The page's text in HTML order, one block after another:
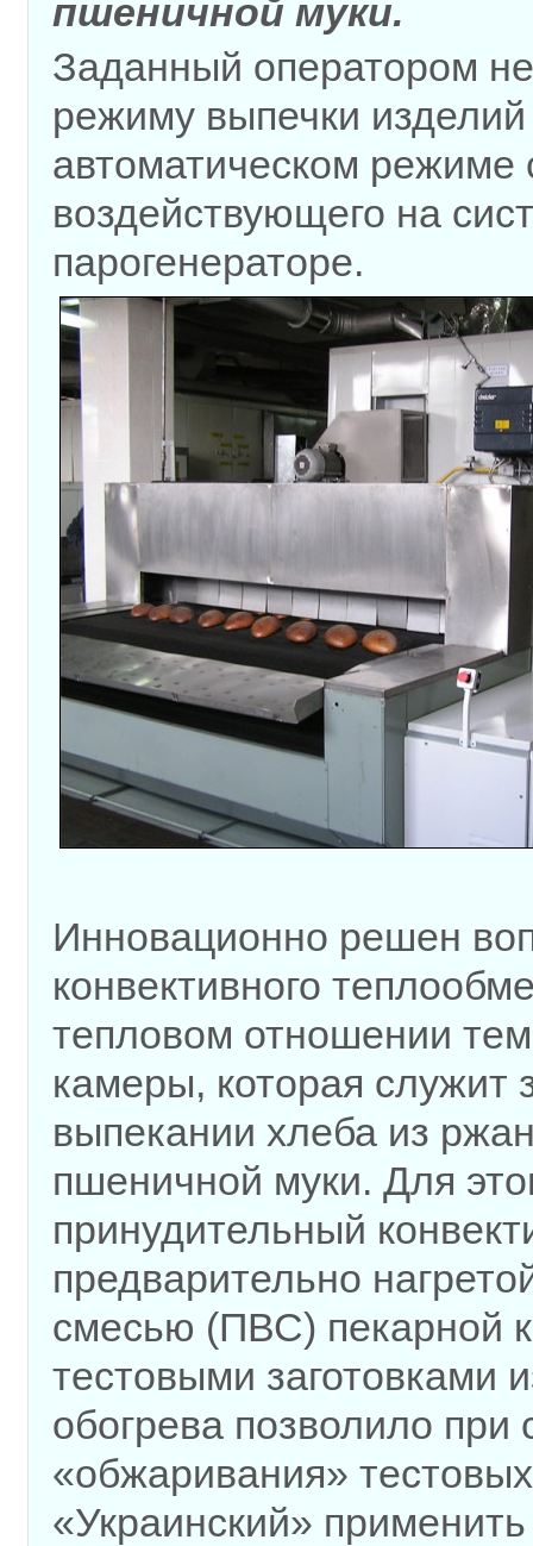
пшеничной муки.
Заданный оператором
режиму выпечки
автоматическом
воздействующего на
парогенераторе.
Инновационно решен
конвективного
тепловом отношении
камеры, которая служит
выпекании хлеба из
пшеничной муки. Для
принудительный
предварительно
смесью (ПВС) пекарной
тестовыми заготовками
обогрева позволило
«обжаривания»
«Украинский»